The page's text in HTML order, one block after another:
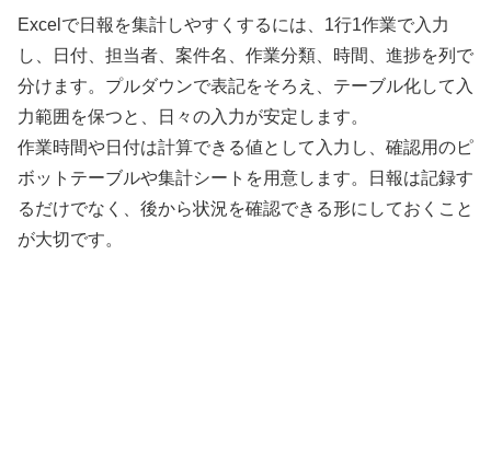
Excelで日報を集計しやすくするには、1行1作業で入力
し、日付、担当者、案件名、作業分類、時間、進捗を列で
分けます。プルダウンで表記をそろえ、テーブル化して入
力範囲を保つと、日々の入力が安定します。
作業時間や日付は計算できる値として入力し、確認用のピ
ボットテーブルや集計シートを用意します。日報は記録す
るだけでなく、後から状況を確認できる形にしておくこと
が大切です。